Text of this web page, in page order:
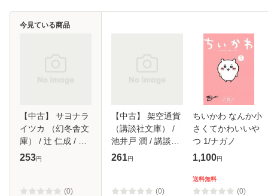
【中古】 サヨナラ
イツカ （幻冬舎文
庫） / 辻 仁成 / 幻
冬舎 [文庫]【メー
253円
(0)
今見ている商品
【中古】 架空通貨
（講談社文庫） /
池井戸 潤 / 講談社
[文庫]【メール便送
261円
(0)
ちいかわ なんか小
さくてかわいいや
つ 1/ナガノ
1,100円
送料無料
(0)